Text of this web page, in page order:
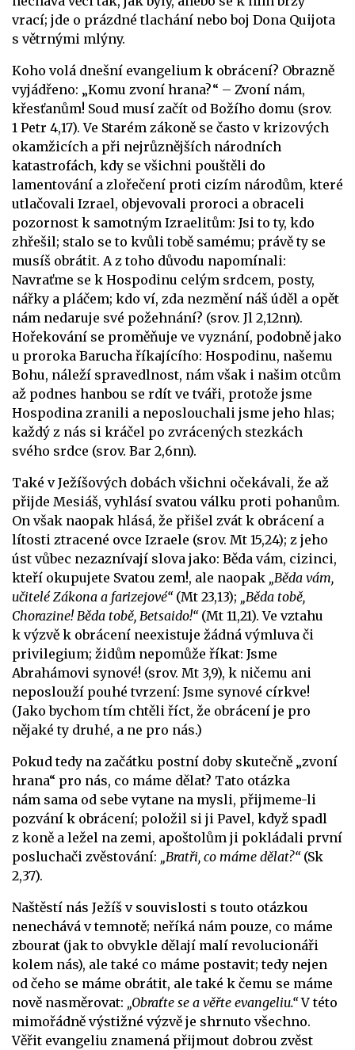
vrací; jde o prázdné tlachání nebo boj Dona Quijota
s větrnými mlýny.
Koho volá dnešní evangelium k obrácení? Obrazně
vyjádřeno: „Komu zvoní hrana?“ – Zvoní nám,
křesťanům! Soud musí začít od Božího domu (srov.
1 Petr 4,17). Ve Starém zákoně se často v krizových
okamžicích a při nejrůznějších národních
katastrofách, kdy se všichni pouštěli do
lamentování a zlořečení proti cizím národům, které
utlačovali Izrael, objevovali proroci a obraceli
pozornost k samotným Izraelitům: Jsi to ty, kdo
zhřešil; stalo se to kvůli tobě samému; právě ty se
musíš obrátit. A z toho důvodu napomínali:
Navraťme se k Hospodinu celým srdcem, posty,
nářky a pláčem; kdo ví, zda nezmění náš úděl a opět
nám nedaruje své požehnání? (srov. Jl 2,12nn).
Hořekování se proměňuje ve vyznání, podobně jako
u proroka Barucha říkajícího: Hospodinu, našemu
Bohu, náleží spravedlnost, nám však i našim otcům
až podnes hanbou se rdít ve tváři, protože jsme
Hospodina zranili a neposlouchali jsme jeho hlas;
každý z nás si kráčel po zvrácených stezkách
svého srdce (srov. Bar 2,6nn).
Také v Ježíšových dobách všichni očekávali, že až
přijde Mesiáš, vyhlásí svatou válku proti pohanům.
On však naopak hlásá, že přišel zvát k obrácení a
lítosti ztracené ovce Izraele (srov. Mt 15,24); z jeho
úst vůbec nezaznívají slova jako: Běda vám, cizinci,
kteří okupujete Svatou zem!, ale naopak „Běda vám,
učitelé Zákona a farizejové“(Mt 23,13); „Běda tobě,
Chorazine! Běda tobě, Betsaido!“(Mt 11,21). Ve vztahu
k výzvě k obrácení neexistuje žádná výmluva či
privilegium; židům nepomůže říkat: Jsme
Abrahámovi synové! (srov. Mt 3,9), k ničemu ani
neposlouží pouhé tvrzení: Jsme synové církve!
(Jako bychom tím chtěli říct, že obrácení je pro
nějaké ty druhé, a ne pro nás.)
Pokud tedy na začátku postní doby skutečně „zvoní
hrana“ pro nás, co máme dělat? Tato otázka
nám sama od sebe vytane na mysli, přijmeme-li
pozvání k obrácení; položil si ji Pavel, když spadl
z koně a ležel na zemi, apoštolům ji pokládali první
posluchači zvěstování: „Bratři, co máme dělat?“(Sk
2,37).
Naštěstí nás Ježíš v souvislosti s touto otázkou
nenechává v temnotě; neříká nám pouze, co máme
zbourat (jak to obvykle dělají malí revolucionáři
kolem nás), ale také co máme postavit; tedy nejen
od čeho se máme obrátit, ale také k čemu se máme
nově nasměrovat: „Obraťte se a věřte evangeliu.“V této
mimořádně výstižné výzvě je shrnuto všechno.
Věřit evangeliu znamená přijmout dobrou zvěst